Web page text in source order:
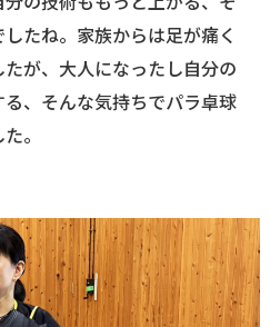
たね。家族からは足が痛く
が、大人になったし自分の
、そんな気持ちでパラ卓球
。